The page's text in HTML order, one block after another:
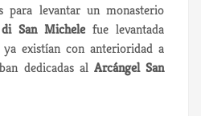
para levantar un monasterio
San Michele fue levantada
existían con anterioridad a
dedicadas al Arcángel San